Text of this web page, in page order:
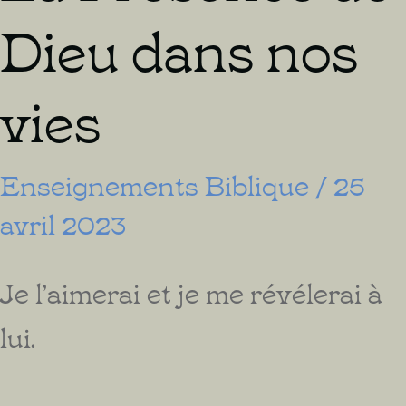
Dieu dans nos
vies
Enseignements Biblique /25
avril 2023
Je l’aimerai et je me révélerai à
lui.